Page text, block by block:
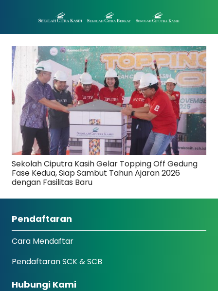
Sekolah Ciputra Kasih Gelar Topping Off Gedung
Fase Kedua, Siap Sambut Tahun Ajaran 2026
dengan Fasilitas Baru
Pendaftaran
Cara Mendaftar
Pendaftaran SCK & SCB
Hubungi Kami